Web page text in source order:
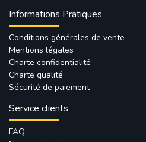
Informations Pratiques
Conditions générales de vente
Mentions légales
Charte confidentialité
Charte qualité
Sécurité de paiement
Service clients
FAQ